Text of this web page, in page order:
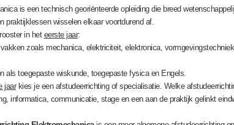
is een technisch georiënteerde opleiding die breed
praktijklessen wisselen elkaar voortdurend af.
in het eerste jaar:
zoals mechanica, elektriciteit, elektronica,
als toegepaste wiskunde, toegepaste fysica en Engels.
jaarkies je een afstudeerrichting of specialisatie. Welke
informatica, communicatie, stage en een aan de praktijk gelinkt